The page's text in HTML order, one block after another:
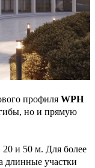
профиля WPH
но и прямую
и 50 м. Для более
длинные участки